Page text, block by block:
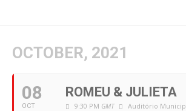
OCTOBER, 2021
08
OCT
ROMEU & JULIETA
9:30 PM GMT Auditório